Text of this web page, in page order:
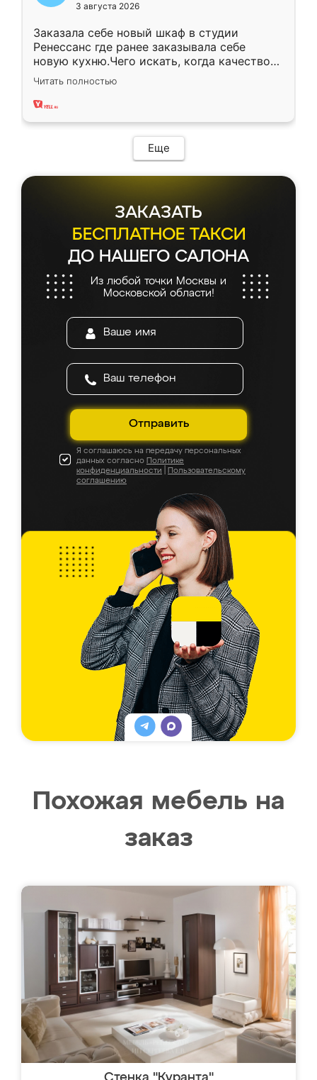
3 августа 2026
Заказала себе новый шкаф в студии
Ренессанс где ранее заказывала себе
новую кухню.Чего искать, когда качеством
вполне довольна. Служит кухня уже почти
два года, нареканий нет.
Читать полностью
Еще
ЗАКАЗАТЬ
БЕСПЛАТНОЕ ТАКСИ
ДО НАШЕГО САЛОНА
Из любой точки Москвы и
Московской области!
Отправить
Я соглашаюсь на передачу персональных
данных согласно Политике
конфиденциальности
Пользовательскому
соглашению
Похожая мебель на
заказ